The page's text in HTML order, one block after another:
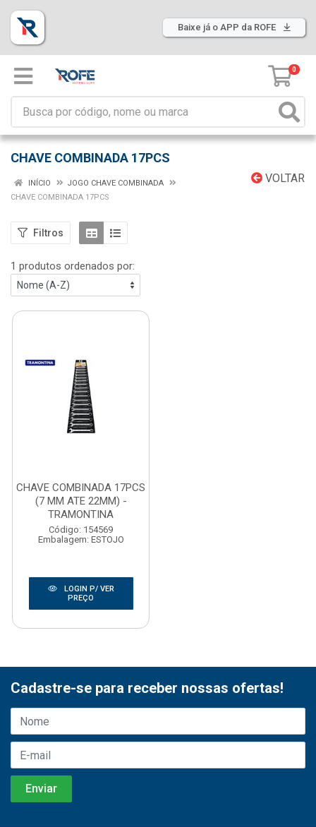
Baixe já o APP da ROFE
0
CHAVE COMBINADA 17PCS
VOLTAR
INÍCIO
JOGO CHAVE COMBINADA
CHAVE COMBINADA 17PCS
Filtros
1 produtos ordenados por:
CHAVE COMBINADA 17PCS
(7 MM ATE 22MM) -
TRAMONTINA
Código: 154569
Embalagem: ESTOJO
LOGIN P/ VER
PREÇO
Cadastre-se para receber nossas ofertas!